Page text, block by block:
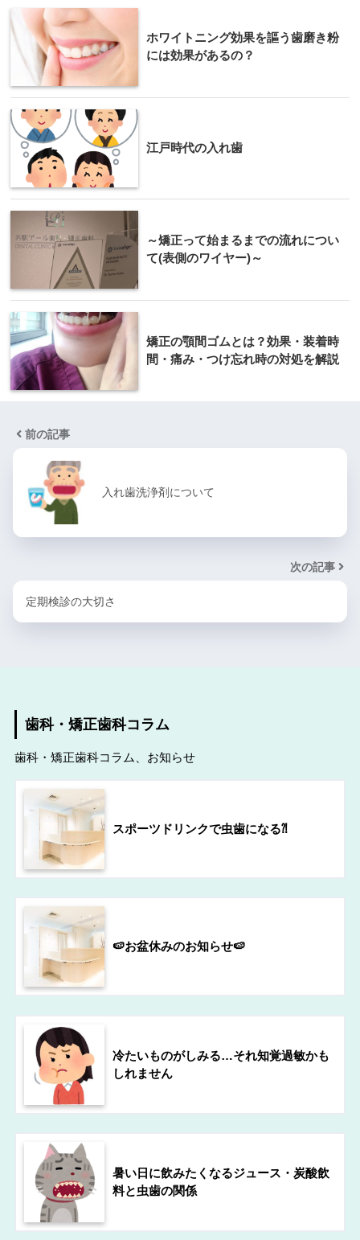
ホワイトニング効果を謳う歯磨き粉
には効果があるの？
江戸時代の入れ歯
～矯正って始まるまでの流れについ
て(表側のワイヤー)～
矯正の顎間ゴムとは？効果・装着時
間・痛み・つけ忘れ時の対処を解説
前の記事
入れ歯洗浄剤について
次の記事
定期検診の大切さ
歯科・矯正歯科コラム
歯科・矯正歯科コラム、お知らせ
スポーツドリンクで虫歯になる⁈
🍉お盆休みのお知らせ🍉
冷たいものがしみる…それ知覚過敏かも
しれません
暑い日に飲みたくなるジュース・炭酸飲
料と虫歯の関係